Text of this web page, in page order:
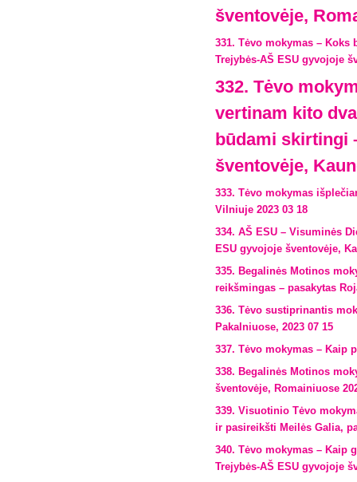
šventovėje,
331. Tėvo mokymas –
Trejybės-AŠ ESU gyvojoje
332. Tėvo
vertinam kito
būdami skirtingi
šventovėje,
333. Tėvo mokymas
Vilniuje 2023 03 18
334. AŠ ESU – Visuminės
ESU gyvojoje šventovėje,
335. Begalinės Motinos
reikšmingas – pasakytas
336. Tėvo sustiprinantis
Pakalniuose, 2023 07 15
337. Tėvo mokymas – Kaip
338. Begalinės Motinos
šventovėje, Romainiuose
339. Visuotinio Tėvo
ir pasireikšti Meilės Galia,
340. Tėvo mokymas – Kaip
Trejybės-AŠ ESU gyvojoje